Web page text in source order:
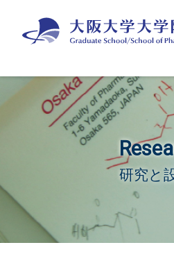
研究と